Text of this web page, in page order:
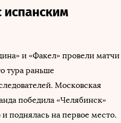
испанским
и «Факел» провели матчи
тура раньше
Московская
победила «Челябинск»
и поднялась на первое место.